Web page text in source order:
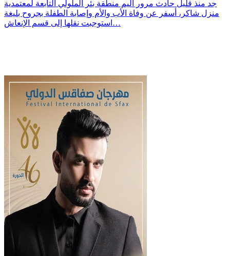
جد منذ قليل حادث مرور أليم منطقة بئر الملولي التابعة لمعتمدية
منزل شاكر، أسفر عن وفاة الأب والأم وإصابة الطفلة بجروح بليغة
استوجبت نقلها إلى قسم الإنعاش…